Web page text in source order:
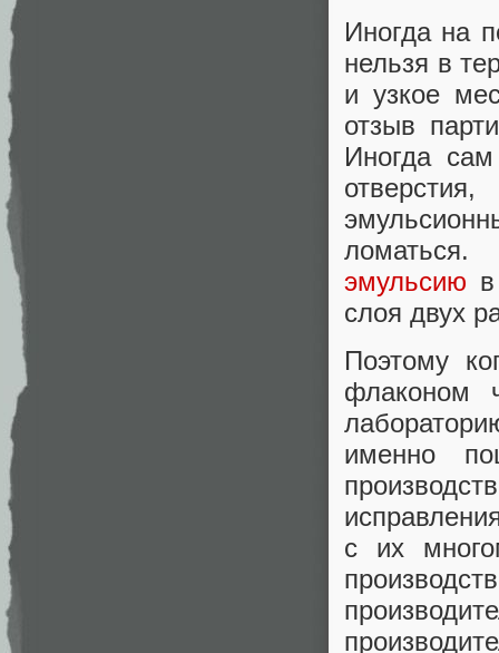
Иногда на
нельзя в
и узкое
отзыв
Иногда
эмульсию
слоя двух
Поэтому
флаконом
именно
с их